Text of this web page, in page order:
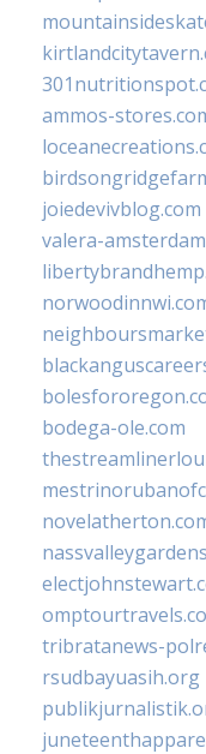
ammos-
joiedevivblog.com
valera-
bodega-ole.com
tribratanews-
rsudbayuasih.org